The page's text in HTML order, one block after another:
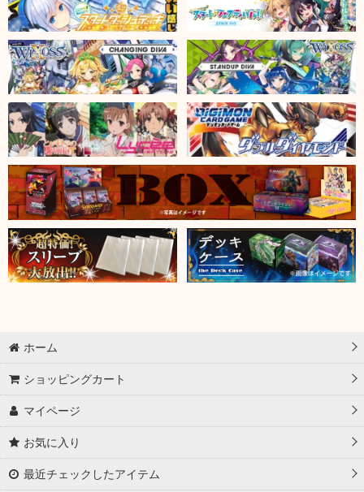
ホーム
ショッピングカート
マイページ
お気に入り
最近チェックしたアイテム